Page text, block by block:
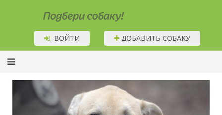
Подбери собаку!
ВОЙТИ ДОБАВИТЬ СОБАКУ